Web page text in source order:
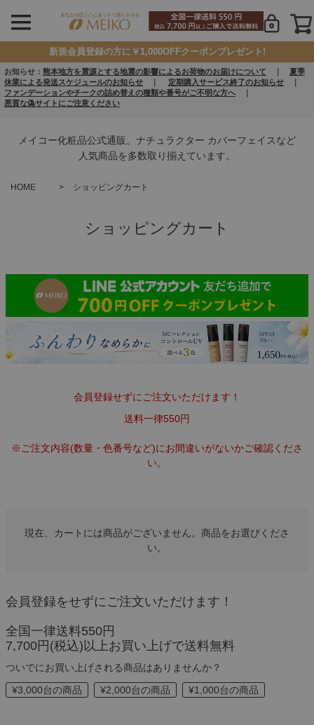
新規会員登録の方に￥1,000OFFクーポンプレゼント!
お知らせ： 熊本地方を震源とする地震の影響によるお荷物のお届けについて ｜ 夏季
休業による発送スケジュールのお知らせ ｜ 定期購入サービス終了のお知らせ ｜
ファンデーションやチークの詰め替えの種類や番号がご不明な方へ ｜
悪質な偽サイトにご注意ください
メイコー化粧品公式通販。ナチュラクター カバーフェイスなど
人気商品を多数取り揃えています。
HOME ショッピングカート
ショッピングカート
会員登録せずにご注文いただけます！
送料一律550円
※ご注文内容(数量・色番号など)にお間違いがないかご確認くださ
い。
現在、カートには商品がございません。商品をお選びくださ
い。
会員登録をせずにご注文いただけます！
全国一律送料550円
7,700円(税込)以上お買い上げで送料無料
ついでにお買い上げされる商品はありませんか？
¥3,000台の商品
¥2,000台の商品 ¥1,000台の商品